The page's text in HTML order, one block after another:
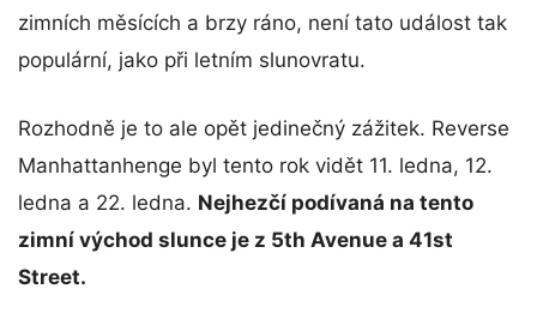
zimních měsících a brzy ráno, není tato událost tak
populární, jako při letním slunovratu.
Rozhodně je to ale opět jedinečný zážitek. Reverse
Manhattanhenge byl tento rok vidět 11. ledna, 12.
ledna a 22. ledna. Nejhezčí podívaná na tento
zimní východ slunce je z 5th Avenue a 41st
Street.